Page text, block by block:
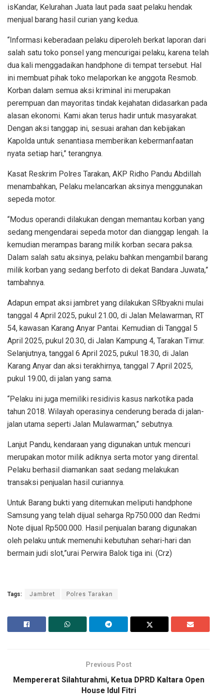
isKandar, Kelurahan Juata laut pada saat pelaku hendak
menjual barang hasil curian yang kedua.
“Informasi keberadaan pelaku diperoleh berkat laporan dari
salah satu toko ponsel yang mencurigai pelaku, karena telah
dua kali menggadaikan handphone di tempat tersebut. Hal
ini membuat pihak toko melaporkan ke anggota Resmob.
Korban dalam semua aksi kriminal ini merupakan
perempuan dan mayoritas tindak kejahatan didasarkan pada
alasan ekonomi. Kami akan terus hadir untuk masyarakat.
Dengan aksi tanggap ini, sesuai arahan dan kebijakan
Kapolda untuk senantiasa memberikan kebermanfaatan
nyata setiap hari,” terangnya.
Kasat Reskrim Polres Tarakan, AKP Ridho Pandu Abdillah
menambahkan, Pelaku melancarkan aksinya menggunakan
sepeda motor.
“Modus operandi dilakukan dengan memantau korban yang
sedang mengendarai sepeda motor dan dianggap lengah. Ia
kemudian merampas barang milik korban secara paksa.
Dalam salah satu aksinya, pelaku bahkan mengambil barang
milik korban yang sedang berfoto di dekat Bandara Juwata,”
tambahnya.
Adapun empat aksi jambret yang dilakukan SRbyakni mulai
tanggal 4 April 2025, pukul 21.00, di Jalan Melawarman, RT
54, kawasan Karang Anyar Pantai. Kemudian di Tanggal 5
April 2025, pukul 20.30, di Jalan Kampung 4, Tarakan Timur.
Selanjutnya, tanggal 6 April 2025, pukul 18.30, di Jalan
Karang Anyar dan aksi terakhirnya, tanggal 7 April 2025,
pukul 19.00, di jalan yang sama.
“Pelaku ini juga memiliki residivis kasus narkotika pada
tahun 2018. Wilayah operasinya cenderung berada di jalan-
jalan utama seperti Jalan Mulawarman,” sebutnya.
Lanjut Pandu, kendaraan yang digunakan untuk mencuri
merupakan motor milik adiknya serta motor yang dirental.
Pelaku berhasil diamankan saat sedang melakukan
transaksi penjualan hasil curiannya.
Untuk Barang bukti yang ditemukan meliputi handphone
Samsung yang telah dijual seharga Rp750.000 dan Redmi
Note dijual Rp500.000. Hasil penjualan barang digunakan
oleh pelaku untuk memenuhi kebutuhan sehari-hari dan
bermain judi slot,”urai Perwira Balok tiga ini. (Crz)
Tags: Jambret Polres Tarakan
Previous Post
Mempererat Silahturahmi, Ketua DPRD Kaltara Open
House Idul Fitri